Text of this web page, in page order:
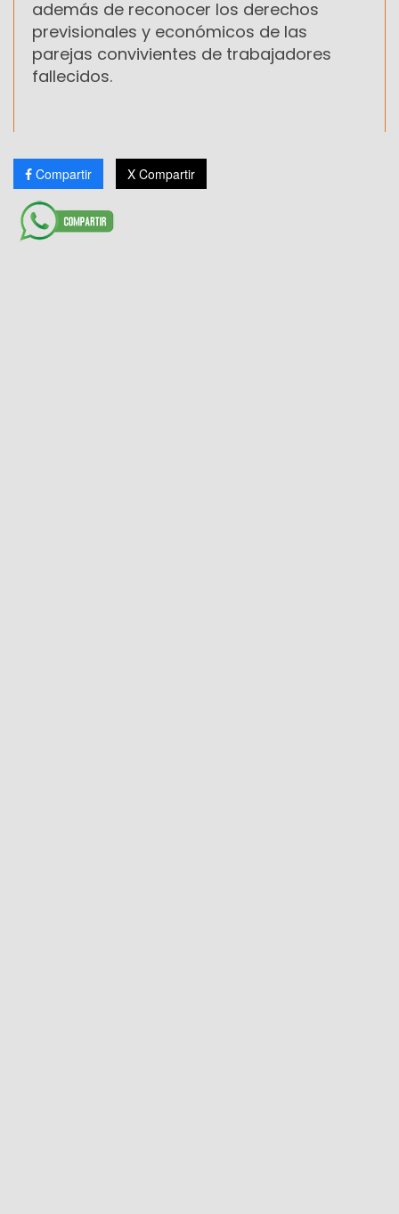
además de reconocer los derechos
previsionales y económicos de las
parejas convivientes de trabajadores
fallecidos.
Compartir X Compartir